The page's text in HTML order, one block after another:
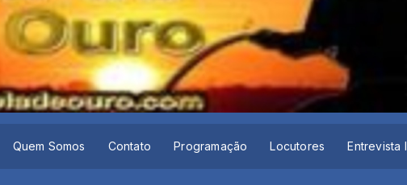
Quem Somos Contato Programação Locutores Entrevista I